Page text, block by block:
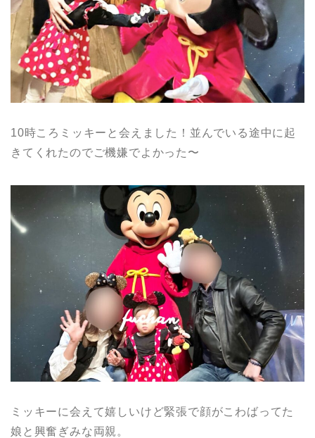
10時ころミッキーと会えました！並んでいる途中に起
きてくれたのでご機嫌でよかった〜
ミッキーに会えて嬉しいけど緊張で顔がこわばってた
娘と興奮ぎみな両親。